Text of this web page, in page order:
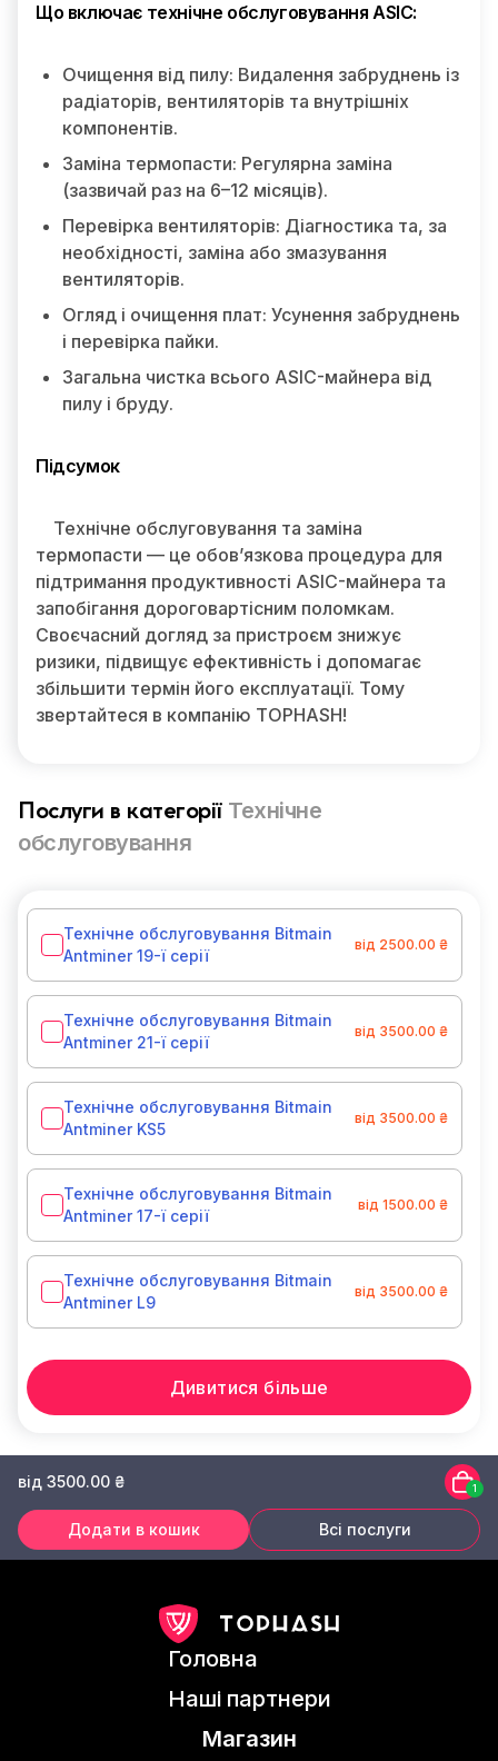
Що включає технічне обслуговування ASIC:
Очищення від пилу: Видалення забруднень із
радіаторів, вентиляторів та внутрішніх
компонентів.
Заміна термопасти: Регулярна заміна
(зазвичай раз на 6–12 місяців).
Перевірка вентиляторів: Діагностика та, за
необхідності, заміна або змазування
вентиляторів.
Огляд і очищення плат: Усунення забруднень
і перевірка пайки.
Загальна чистка всього ASIC-майнера від
пилу і бруду.
Підсумок
Технічне обслуговування та заміна
термопасти — це обов’язкова процедура для
підтримання продуктивності ASIC-майнера та
запобігання дороговартісним поломкам.
Своєчасний догляд за пристроєм знижує
ризики, підвищує ефективність і допомагає
збільшити термін його експлуатації. Тому
звертайтеся в компанію TOPHASH!
Послуги в категорії Технічне
обслуговування
Технічне обслуговування Bitmain
Antminer 19-ї серії
від 2500.00 ₴
Технічне обслуговування Bitmain
Antminer 21-ї серії
від 3500.00 ₴
Технічне обслуговування Bitmain
Antminer KS5
від 3500.00 ₴
Технічне обслуговування Bitmain
Antminer 17-ї серії
від 1500.00 ₴
Технічне обслуговування Bitmain
Antminer L9
від 3500.00 ₴
Дивитися більше
від 3500.00 ₴ 1
Додати в кошик Всі послуги
Головна
Наші партнери
Магазин